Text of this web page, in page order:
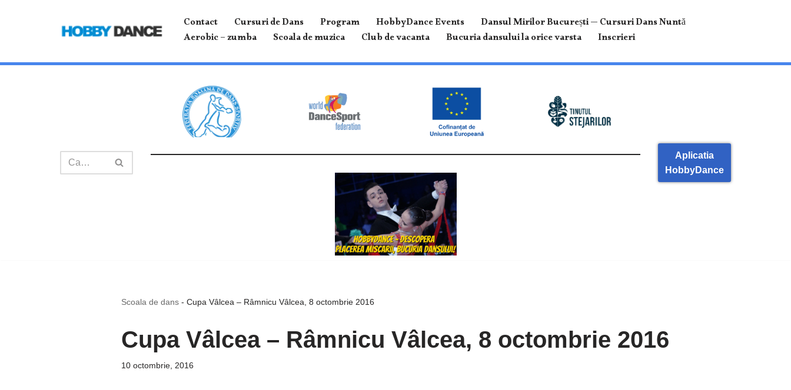
conținut
Contact Cursuri de Dans Program HobbyDance Events
Dansul Mirilor București — Cursuri Dans Nuntă
Aerobic – zumba
Scoala de muzica Club de vacanta Bucuria dansului la orice varsta Inscrieri
Aplicatia
HobbyDance
Scoala de dans -Cupa Vâlcea – Râmnicu Vâlcea, 8 octombrie 2016
Cupa Vâlcea – Râmnicu Vâlcea, 8 octombrie 2016
10 octombrie, 2016